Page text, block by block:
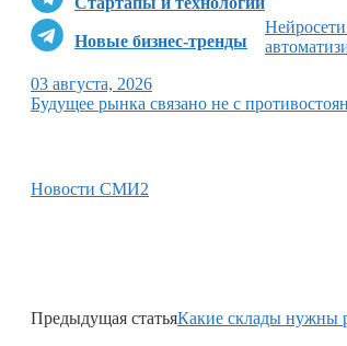
Новые бизнес-тренды
03 августа, 2026
Будущее рынка связано не с
Новости СМИ2
Предыдущая статьяКакие склады нужны